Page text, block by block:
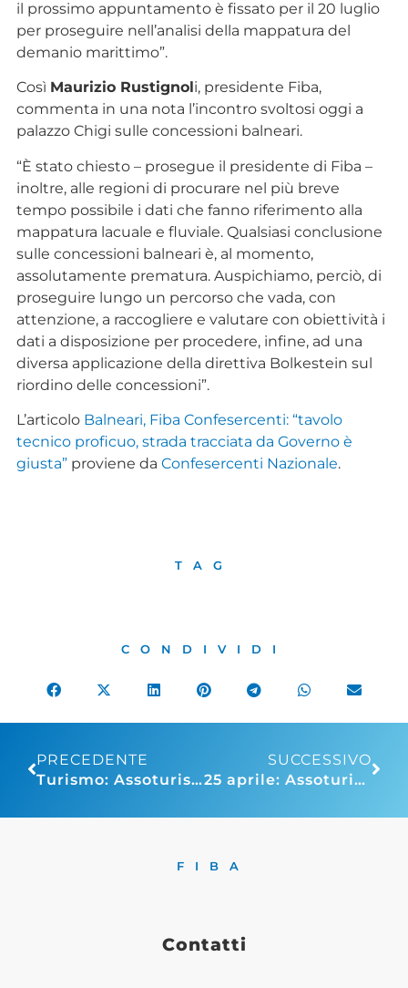
il prossimo appuntamento è fissato per il 20 luglio
per proseguire nell’analisi della mappatura del
demanio marittimo”.
Così Maurizio Rustignoli, presidente Fiba,
commenta in una nota l’incontro svoltosi oggi a
palazzo Chigi sulle concessioni balneari.
“È stato chiesto – prosegue il presidente di Fiba –
inoltre, alle regioni di procurare nel più breve
tempo possibile i dati che fanno riferimento alla
mappatura lacuale e fluviale. Qualsiasi conclusione
sulle concessioni balneari è, al momento,
assolutamente prematura. Auspichiamo, perciò, di
proseguire lungo un percorso che vada, con
attenzione, a raccogliere e valutare con obiettività i
dati a disposizione per procedere, infine, ad una
diversa applicazione della direttiva Bolkestein sul
riordino delle concessioni”.
L’articolo Balneari, Fiba Confesercenti: “tavolo
tecnico proficuo, strada tracciata da Governo è
giusta”proviene da Confesercenti Nazionale.
TAG
CONDIVIDI
PRECEDENTE
Turismo: Assoturismo-CST, luglio di ripresa, attese 74,4 milioni di presenze
SUCCESSIVO
25 aprile: Assoturismo – CST, continua la remuntada del turismo, 4,9 milioni di pernottamenti nelle strutture ricettive
FIBA
Contatti